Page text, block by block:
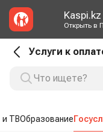
Kaspi.kz
Открыть в
и ТВОбразование